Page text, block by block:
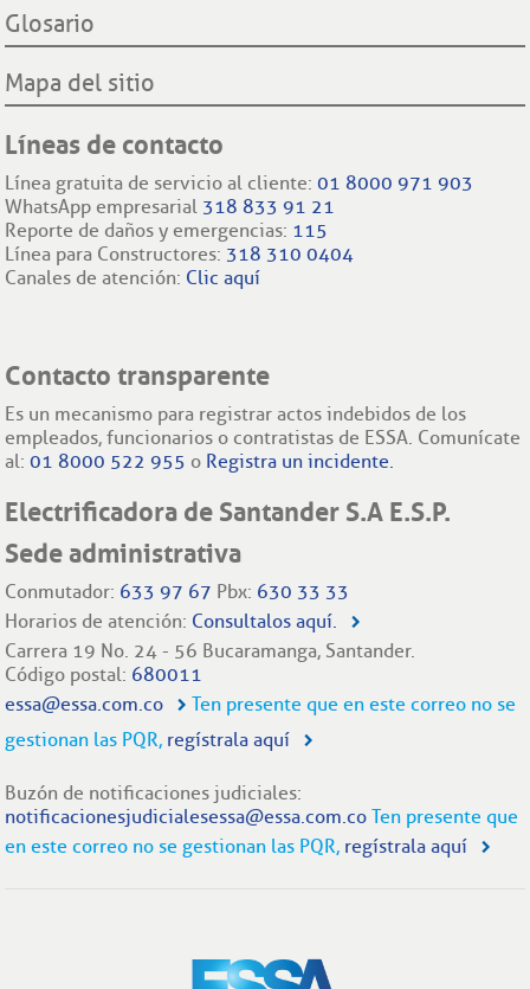
Glosario
Mapa del sitio
Líneas de contacto
Línea gratuita de servicio al cliente:01 8000 971 903
WhatsApp empresarial 318 833 91 21
Reporte de daños y emergencias: 115
Línea para Constructores: 318 310 0404
Canales de atención: Clic aquí
Contacto transparente
Es un mecanismo para registrar actos indebidos de los
empleados, funcionarios o contratistas de ESSA. Comunícate
al:01 8000 522 955 o Registra un incidente.
Electrificadora de Santander S.A E.S.P.
Sede administrativa
Conmutador: 633 97 67 Pbx: 630 33 33
Horarios de atención: Consultalos aquí.
Carrera 19 No. 24 - 56 Bucaramanga, Santander.
Código postal: 680011
essa@essa.com.co
Ten presente que en este correo no se
gestionan las PQR, regístrala aquí
Buzón de notificaciones judiciales:
notificacionesjudicialesessa@essa.com.co Ten presente que
en este correo no se gestionan las PQR, regístrala aquí